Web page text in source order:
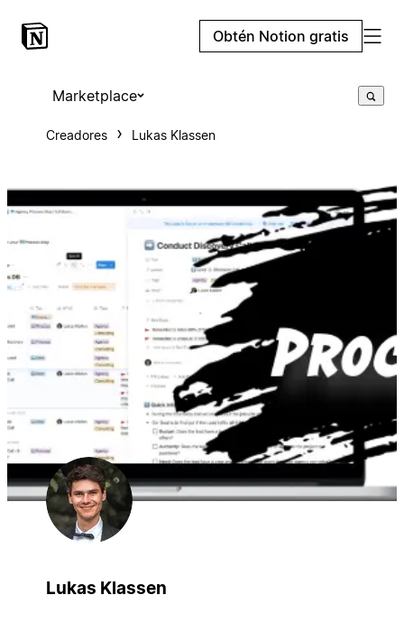
Obtén Notion gratis
Marketplace
Creadores Lukas Klassen
Lukas Klassen